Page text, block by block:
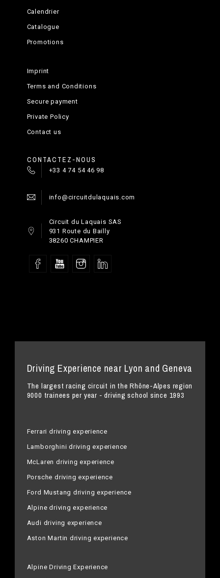
Fin de stage
Calendrier
Catalogue
Promotions
Imprint
Terms and Conditions
Secure payment
Private Policy
Contact us
CONTACTEZ-NOUS
+33 4 74 54 46 98
info@circuitdulaquais.com
Circuit du Laquais SAS
931 Route du Bailly
38260 CHAMPIER
Driving Experience near Lyon and Geneva
The largest racing circuit in the Rhône-Alpes region
9000 trainees per year - driving school since 1993
Ferrari driving experience
Lamborghini driving experience
McLaren driving experience
Porsche driving experience
Ford Mustang driving experience
Alpine driving experience
Audi driving experience
Aston Martin driving experience
Alpine Driving Experience